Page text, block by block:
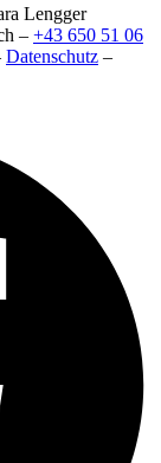
Lengger
– +43 650 51 06
Datenschutz –